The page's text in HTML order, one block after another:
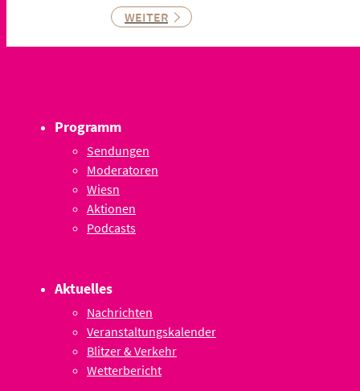
WEITER
Programm
Sendungen
Moderatoren
Wiesn
Aktionen
Podcasts
Aktuelles
Nachrichten
Veranstaltungskalender
Blitzer & Verkehr
Wetterbericht